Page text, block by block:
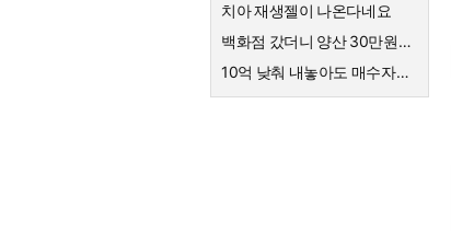
치아 재생젤이 나온다네요
백화점 갔더니 양산 30만원하네요
10억 낮춰 내놓아도 매수자가 없는 것 보면